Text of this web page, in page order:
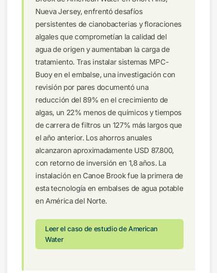
Nueva Jersey, enfrentó desafíos
persistentes de cianobacterias y floraciones
algales que comprometían la calidad del
agua de origen y aumentaban la carga de
tratamiento. Tras instalar sistemas MPC-
Buoy en el embalse, una investigación con
revisión por pares documentó una
reducción del 89% en el crecimiento de
algas, un 22% menos de químicos y tiempos
de carrera de filtros un 127% más largos que
el año anterior. Los ahorros anuales
alcanzaron aproximadamente USD 87.800,
con retorno de inversión en 1,8 años. La
instalación en Canoe Brook fue la primera de
esta tecnología en embalses de agua potable
en América del Norte.
Leer el caso de estudio de American
Water